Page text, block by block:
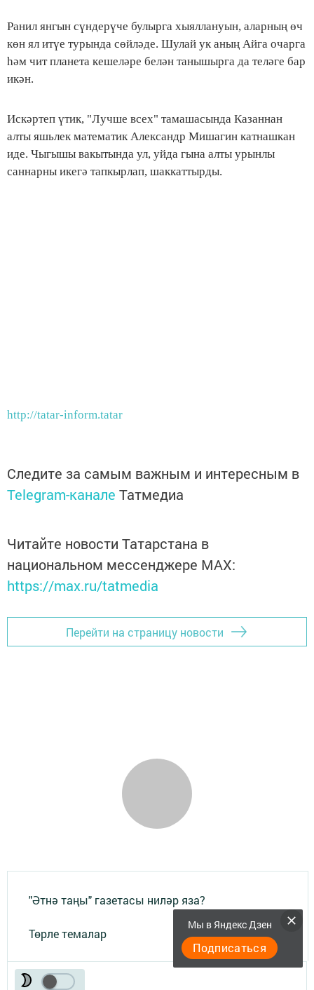
Ранил янгын сүндерүче булырга хыяллануын, аларның өч
көн ял итүе турында сөйләде. Шулай ук аның Айга очарга
һәм чит планета кешеләре белән танышырга да теләге бар
икән.
Искәртеп үтик, "Лучше всех" тамашасында Казаннан
алты яшьлек математик Александр Мишагин катнашкан
иде. Чыгышы вакытында ул, уйда гына алты урынлы
саннарны икегә тапкырлап, шаккаттырды.
http://tatar-inform.tatar
Следите за самым важным и интересным в
Telegram-канале Татмедиа
Читайте новости Татарстана в
национальном мессенджере MАХ:
https://max.ru/tatmedia
Перейти на страницу новости
"Әтнә таңы" газетасы ниләр яза?
Төрле темалар
Мы в Яндекс Дзен
Подписаться